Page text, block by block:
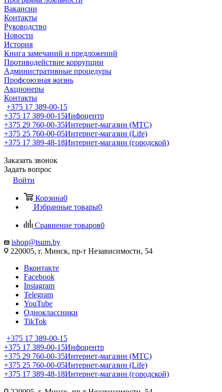
Вакансии
Контакты
Руководство
Новости
История
Книга замечаний и предложений
Противодействие коррупции
Административные процедуры
Профсоюзная жизнь
Акционеры
Контакты
+375 17 389-00-15
+375 17 389-00-15Инфоцентр
+375 29 760-00-35Интернет-магазин (МТС)
+375 25 760-00-05Интернет-магазин (Life)
+375 17 389-48-18Интернет-магазин (городской)
Заказать звонок
Задать вопрос
Войти
Корзина0
Избранные товары0
Сравнение товаров0
ishop@tsum.by
220005, г. Минск, пр-т Независимости, 54
Вконтакте
Facebook
Instagram
Telegram
YouTube
Одноклассники
TikTok
+375 17 389-00-15
+375 17 389-00-15Инфоцентр
+375 29 760-00-35Интернет-магазин (МТС)
+375 25 760-00-05Интернет-магазин (Life)
+375 17 389-48-18Интернет-магазин (городской)